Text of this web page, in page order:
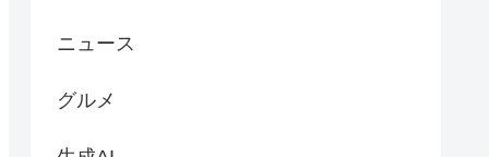
ニュース
グルメ